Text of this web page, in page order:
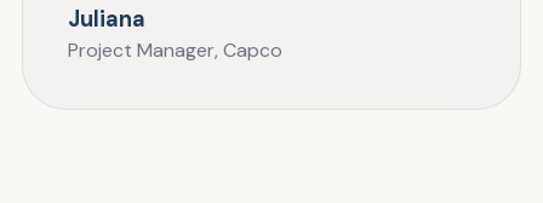
Juliana
Project Manager, Capco